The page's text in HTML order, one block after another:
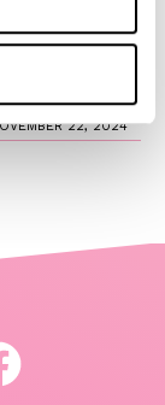
design
lampada
22, 2024